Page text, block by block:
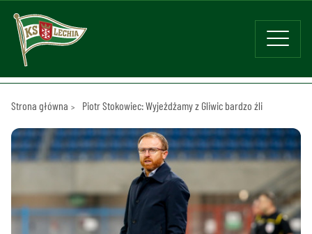
Strona główna Piotr Stokowiec: Wyjeżdżamy z Gliwic bardzo źli